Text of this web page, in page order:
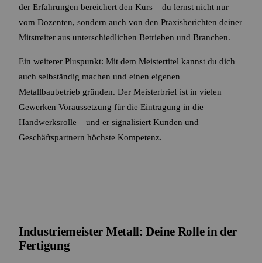
der Erfahrungen bereichert den Kurs – du lernst nicht nur
vom Dozenten, sondern auch von den Praxisberichten deiner
Mitstreiter aus unterschiedlichen Betrieben und Branchen.
Ein weiterer Pluspunkt: Mit dem Meistertitel kannst du dich
auch selbständig machen und einen eigenen
Metallbaubetrieb gründen. Der Meisterbrief ist in vielen
Gewerken Voraussetzung für die Eintragung in die
Handwerksrolle – und er signalisiert Kunden und
Geschäftspartnern höchste Kompetenz.
Industriemeister Metall: Deine Rolle in der
Fertigung